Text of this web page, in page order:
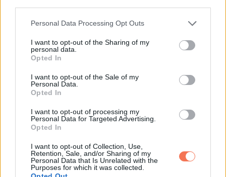
Please note that this website/app uses one or more Google
not limited to your visit or usage behaviour. You may click to
grant or deny consent to Google and its third-party tags to
use your data for below specified purposes in below Google
consent section.
Personal Data Processing Opt Outs
I want to opt-out of the Sharing of my
personal data.
Opted In
I want to opt-out of the Sale of my
Personal Data.
Opted In
I want to opt-out of processing my
Personal Data for Targeted Advertising.
Opted In
I want to opt-out of Collection, Use,
Retention, Sale, and/or Sharing of my
Personal Data that Is Unrelated with the
Purposes for which it was collected.
mintha ott sem lett volna.
Később utánanéztem, és kiderült, hogy a szkinkek
ártalmatlanok az emberre. Nem mérgezők, nem támadnak,
és csak akkor harapnak, ha nagyon megijednek, vagy durván
fogják meg őket.
Általában inkább menekülnek. Furcsa módon az egész
ijedtség után megnyugodtam. Nemcsak elmúlt a félelem,
hanem az is megmaradt bennem, hogy jól tettem, hogy